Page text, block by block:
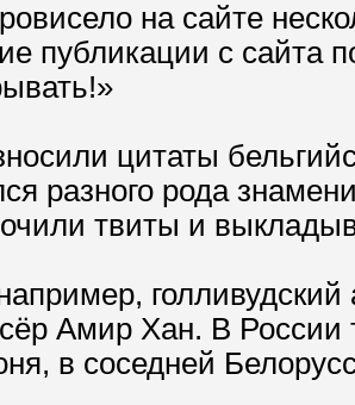
на сайте
публикации с сайта
цитаты
разного рода
твиты и
Амир Хан. В России
в соседней